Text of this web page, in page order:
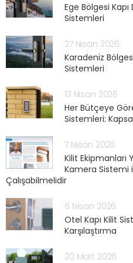
Ege Bölgesi
Sistemleri
27 Nisan 2026
Karadeniz
Sistemleri
13 Nisan 2026
Her Bütçeye
Sistemleri:
7 Nisan 2026
Kilit Ekipmanları
Kamera Sistemi
Çalışabilmelidir
6 Nisan 2026
Otel Kapı Kilit
Karşılaştırma
30 Mart 2026